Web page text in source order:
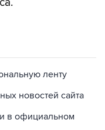
новостей сайта
в официальном